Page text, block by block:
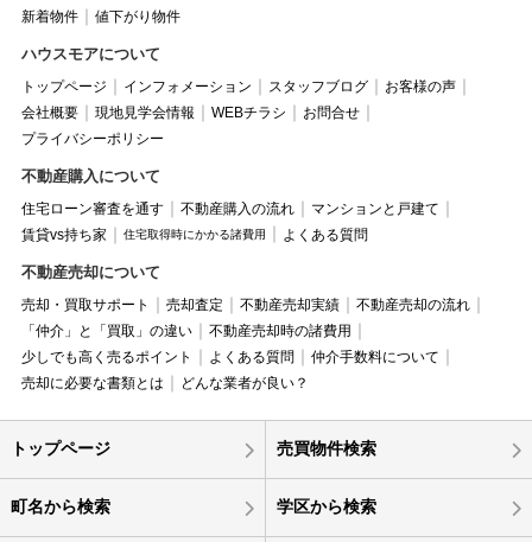
新着物件
値下がり物件
ハウスモアについて
トップページ インフォメーション スタッフブログ
お客様の声
会社概要
現地見学会情報 WEBチラシ
お問合せ
プライバシーポリシー
不動産購入について
住宅ローン審査を通す 不動産購入の流れ
マンションと戸建て
賃貸vs持ち家
住宅取得時にかかる諸費用 よくある質問
不動産売却について
売却・買取サポート 売却査定 不動産売却実績
不動産売却の流れ
「仲介」と「買取」の違い
不動産売却時の諸費用
少しでも高く売るポイント
よくある質問
仲介手数料について
売却に必要な書類とは
どんな業者が良い？
トップページ 売買物件検索
町名から検索 学区から検索